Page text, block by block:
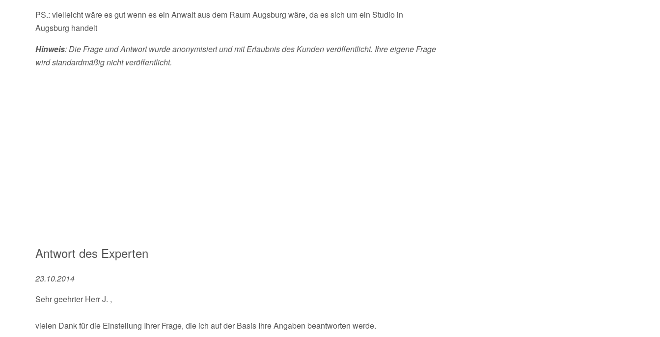
PS.: vielleicht wäre es gut wenn es ein Anwalt aus dem Raum Augsburg wäre, da es sich um ein Studio in
Augsburg handelt
Hinweis: Die Frage und Antwort wurde anonymisiert und mit Erlaubnis des Kunden veröffentlicht. Ihre eigene Frage
wird standardmäßig nicht veröffentlicht.
Antwort des Experten
23.10.2014
Sehr geehrter Herr J. ,
vielen Dank für die Einstellung Ihrer Frage, die ich auf der Basis Ihre Angaben beantworten werde.